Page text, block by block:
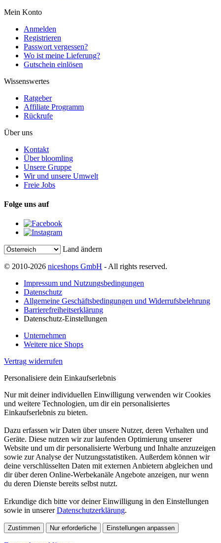
Mein Konto
Anmelden
Registrieren
Passwort vergessen?
Wo ist meine Lieferung?
Gutschein einlösen
Wissenswertes
Ratgeber
Affiliate Programm
Rückrufe
Über uns
Kontakt
Über bloomling
Unsere Gruppe
Wir und unsere Umwelt
Freie Jobs
Folge uns auf
Land ändern
© 2010-2026 niceshops GmbH - All rights reserved.
Impressum und Nutzungsbedingungen
Datenschutz
Allgemeine Geschäftsbedingungen und Widerrufsbelehrung
Barrierefreiheitserklärung
Datenschutz-Einstellungen
Unternehmen
Weitere nice Shops
Vertrag widerrufen
Personalisiere dein Einkaufserlebnis
Nur mit deiner individuellen Einwilligung verwenden wir Cookies
und weitere Technologien, um dir ein personalisiertes
Einkaufserlebnis zu bieten.
Dazu erfassen wir Daten über unsere Nutzer, deren Verhalten und
Geräte. Diese nutzen wir zur laufenden Optimierung unserer
Website und um dir personalisierte Werbung und Inhalte anzuzeigen
sowie zur Analyse der Nutzungsstatistiken. Außerdem können wir
deine verschlüsselten Daten mit externen Anbietern abgleichen und
dir über deren Online-Werbekanäle Angebote anzeigen, nur wenn
du deren Dienste bereits selbst nutzt.
Erkundige dich bitte vor deiner Einwilligung in den Einstellungen
sowie in unsererDatenschutzerklärung.
Zustimmen Nur erforderliche Einstellungen anpassen